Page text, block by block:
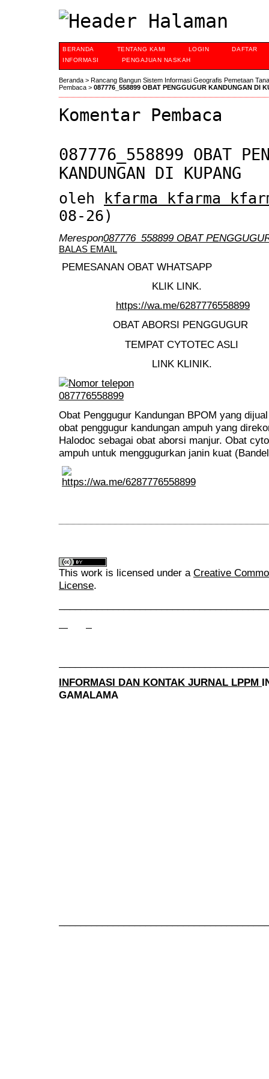
BERANDA TENTANG KAMI LOGIN
DAFTAR
INFORMASI
PENGAJUAN NASKAH
Beranda > Rancang Bangun Sistem Informasi Geografis Pemetaan
Pembaca > 087776_558899 OBAT PENGGUGUR KANDUNGAN DI
Komentar Pembaca
087776_558899 OBAT
KANDUNGAN DI KUPANG
oleh
kfarma kfarma
08-26)
Merespon087776_558899 OBAT
BALAS EMAIL
PEMESANAN OBAT WHATSAPP
KLIK LINK.
https://wa.me/6287776558899
OBAT ABORSI PENGGUGUR
TEMPAT CYTOTEC ASLI
LINK KLINIK.
Obat Penggugur Kandungan BPOM yang
obat penggugur kandungan ampuh yang
Halodoc sebagai obat aborsi manjur. Obat
ampuh untuk menggugurkan janin kuat
This work is licensed under a Creative
License.
INFORMASI DAN KONTAK JURNAL LPPM
GAMALAMA